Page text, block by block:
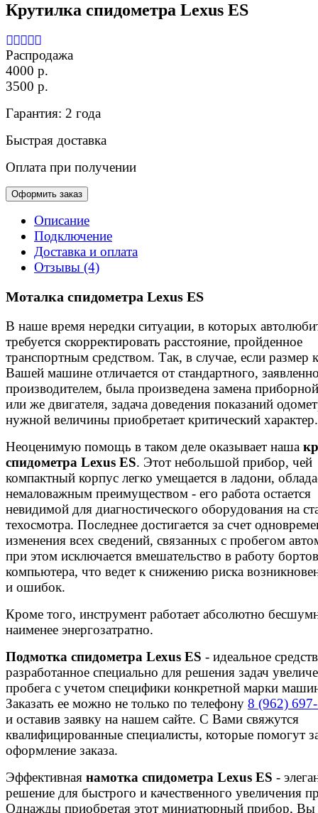
Крутилка спидометра Lexus ES
Распродажа
4000 р.
3500 р.
Гарантия: 2 года
Быстрая доставка
Оплата при получении
Оформить заказ
Описание
Подключение
Доставка и оплата
Отзывы (4)
Моталка спидометра Lexus ES
В наше время нередки ситуации, в которых
требуется скорректировать расстояние, пройденное
транспортным средством. Так, в случае, если размер
Вашей машине отличается от стандартного,
производителем, была произведена замена
или же двигателя, задача доведения показаний
нужной величины приобретает критический характер.
Неоценимую помощь в таком деле оказывает наша
спидометра Lexus ES. Этот небольшой прибор, чей
компактный корпус легко умещается в ладони,
немаловажным преимуществом - его работа остается
невидимой для диагностического оборудования на
техосмотра. Последнее достигается за счет
изменения всех сведений, связанных с пробегом
при этом исключается вмешательство в работу
компьютера, что ведет к снижению риска
и ошибок.
Кроме того, инструмент работает абсолютно
наименее энергозатратно.
Подмотка спидометра Lexus ES - идеальное
разработанное специально для решения задач
пробега с учетом специфики конкретной марки
Заказать ее можно не только по телефону 8 (962)
и оставив заявку на нашем сайте. С Вами свяжутся
квалифицированные специалисты, которые помогут
оформление заказа.
Эффективная намотка спидометра Lexus ES -
решение для быстрого и качественного увеличения
Однажды приобретая этот миниатюрный прибор, Вы